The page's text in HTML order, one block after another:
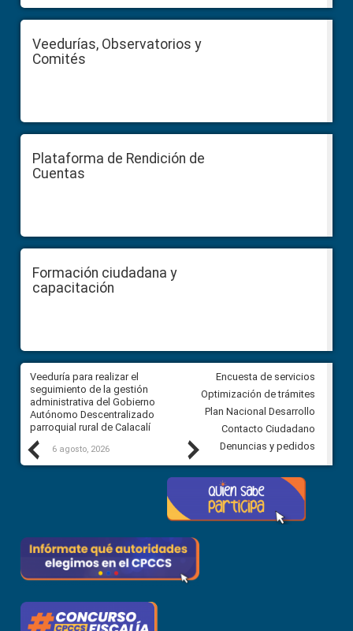
Veedurías, Observatorios y
Comités
Plataforma de Rendición de
Cuentas
Formación ciudadana y
capacitación
Previous
Veeduría para realizar el
seguimiento de la gestión
administrativa del Gobierno
Autónomo Descentralizado
parroquial rural de Calacalí
6 agosto, 2026
Veeduría para vigilar los
derivados de la Audiencia
comunidad Urbina, parroquia
Carolina
5 agosto, 2026
Next
Encuesta de servicios
Optimización de trámites
Plan Nacional Desarrollo
Contacto Ciudadano
Denuncias y pedidos